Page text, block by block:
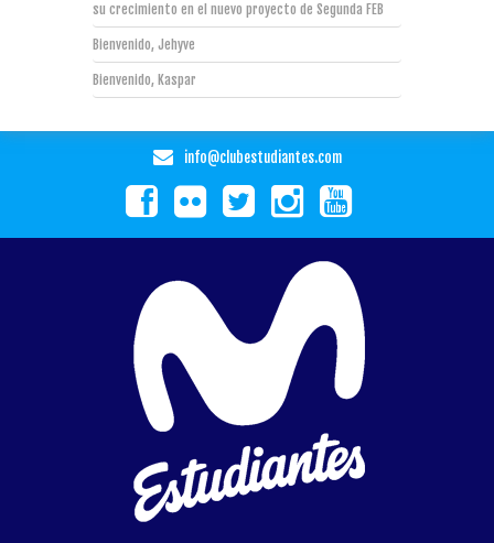
su crecimiento en el nuevo proyecto de Segunda FEB
Bienvenido, Jehyve
Bienvenido, Kaspar
info@clubestudiantes.com